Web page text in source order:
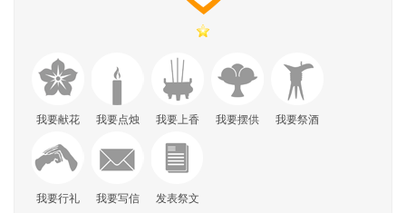
我要献花 我要点烛 我要上香 我要摆供 我要祭酒
我要行礼 我要写信 发表祭文